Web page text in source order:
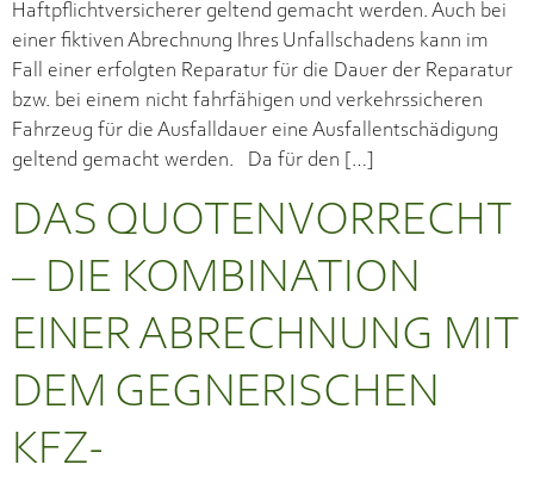
Haftpflichtversicherer geltend gemacht werden. Auch bei
einer fiktiven Abrechnung Ihres Unfallschadens kann im
Fall einer erfolgten Reparatur für die Dauer der Reparatur
bzw. bei einem nicht fahrfähigen und verkehrssicheren
Fahrzeug für die Ausfalldauer eine Ausfallentschädigung
geltend gemacht werden. Da für den […]
DAS QUOTENVORRECHT
– DIE KOMBINATION
EINER ABRECHNUNG MIT
DEM GEGNERISCHEN
KFZ-